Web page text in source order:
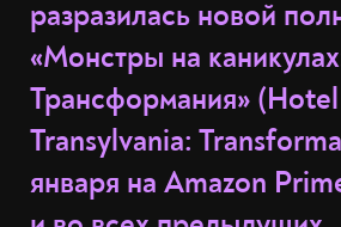
разразилась новой
«Монстры на
Трансформания» (Hotel
Transylvania:
января на Amazon